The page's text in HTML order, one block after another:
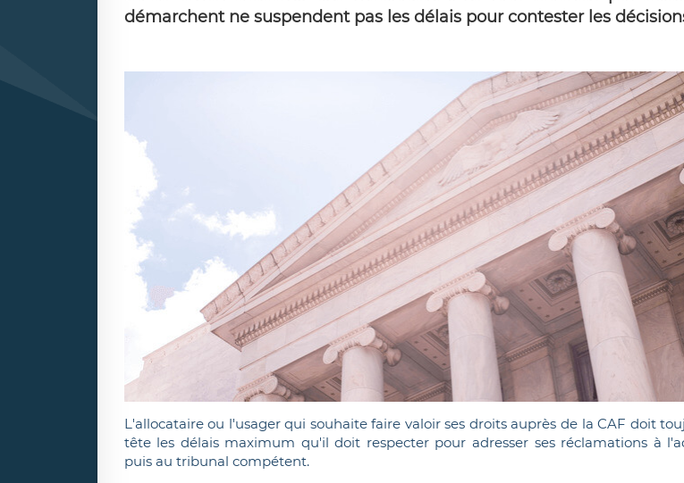
démarchent ne suspendent pas les délais pour contester les
L'allocataire ou l'usager qui souhaite faire valoir ses droits auprès de la CAF doit
tête les délais maximum qu'il doit respecter pour adresser ses réclamations à
puis au tribunal compétent.